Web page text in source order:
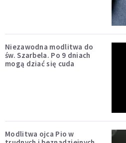
Niezawodna modlitwa do
św. Szarbela. Po 9 dniach
mogą dziać się cuda
Modlitwa ojca Pio w